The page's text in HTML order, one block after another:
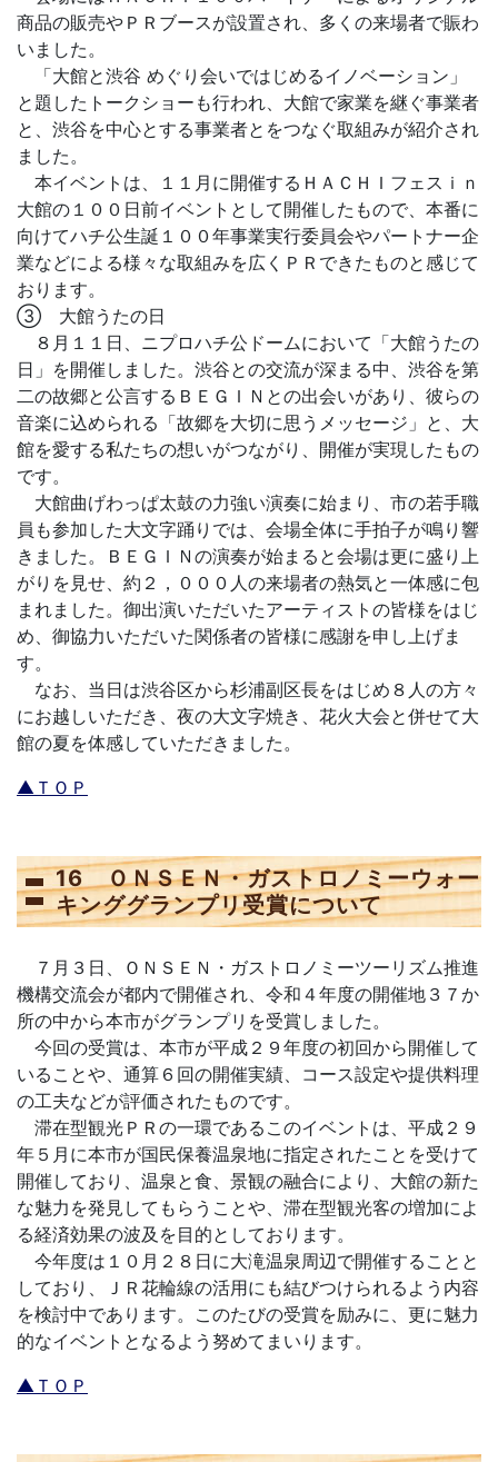
商品の販売やＰＲブースが設置され、多くの来場者で賑わ
いました。
「大館と渋谷 めぐり会いではじめるイノベーション」
と題したトークショーも行われ、大館で家業を継ぐ事業者
と、渋谷を中心とする事業者とをつなぐ取組みが紹介され
ました。
本イベントは、１１月に開催するＨＡＣＨＩフェスｉｎ
大館の１００日前イベントとして開催したもので、本番に
向けてハチ公生誕１００年事業実行委員会やパートナー企
業などによる様々な取組みを広くＰＲできたものと感じて
おります。
③ 大館うたの日
８月１１日、ニプロハチ公ドームにおいて「大館うたの
日」を開催しました。渋谷との交流が深まる中、渋谷を第
二の故郷と公言するＢＥＧＩＮとの出会いがあり、彼らの
音楽に込められる「故郷を大切に思うメッセージ」と、大
館を愛する私たちの想いがつながり、開催が実現したもの
です。
大館曲げわっぱ太鼓の力強い演奏に始まり、市の若手職
員も参加した大文字踊りでは、会場全体に手拍子が鳴り響
きました。ＢＥＧＩＮの演奏が始まると会場は更に盛り上
がりを見せ、約２，０００人の来場者の熱気と一体感に包
まれました。御出演いただいたアーティストの皆様をはじ
め、御協力いただいた関係者の皆様に感謝を申し上げま
す。
なお、当日は渋谷区から杉浦副区長をはじめ８人の方々
にお越しいただき、夜の大文字焼き、花火大会と併せて大
館の夏を体感していただきました。
▲ＴＯＰ
16 ＯＮＳＥＮ・ガストロノミーウォー
キンググランプリ受賞について
７月３日、ＯＮＳＥＮ・ガストロノミーツーリズム推進
機構交流会が都内で開催され、令和４年度の開催地３７か
所の中から本市がグランプリを受賞しました。
今回の受賞は、本市が平成２９年度の初回から開催して
いることや、通算６回の開催実績、コース設定や提供料理
の工夫などが評価されたものです。
滞在型観光ＰＲの一環であるこのイベントは、平成２９
年５月に本市が国民保養温泉地に指定されたことを受けて
開催しており、温泉と食、景観の融合により、大館の新た
な魅力を発見してもらうことや、滞在型観光客の増加によ
る経済効果の波及を目的としております。
今年度は１０月２８日に大滝温泉周辺で開催することと
しており、ＪＲ花輪線の活用にも結びつけられるよう内容
を検討中であります。このたびの受賞を励みに、更に魅力
的なイベントとなるよう努めてまいります。
▲ＴＯＰ